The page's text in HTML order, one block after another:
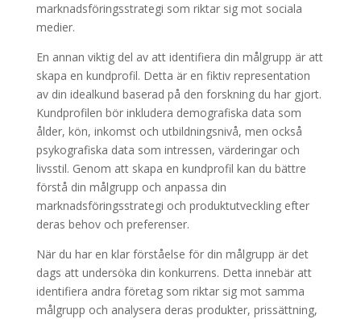
marknadsföringsstrategi som riktar sig mot sociala
medier.
En annan viktig del av att identifiera din målgrupp är att
skapa en kundprofil. Detta är en fiktiv representation
av din idealkund baserad på den forskning du har gjort.
Kundprofilen bör inkludera demografiska data som
ålder, kön, inkomst och utbildningsnivå, men också
psykografiska data som intressen, värderingar och
livsstil. Genom att skapa en kundprofil kan du bättre
förstå din målgrupp och anpassa din
marknadsföringsstrategi och produktutveckling efter
deras behov och preferenser.
När du har en klar förståelse för din målgrupp är det
dags att undersöka din konkurrens. Detta innebär att
identifiera andra företag som riktar sig mot samma
målgrupp och analysera deras produkter, prissättning,